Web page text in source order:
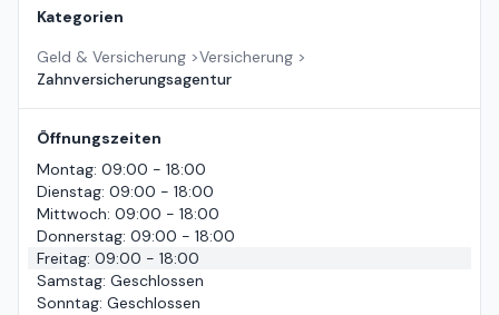
Kategorien
Geld & Versicherung >Versicherung >
Zahnversicherungsagentur
Öffnungszeiten
Montag: 09:00 - 18:00
Dienstag: 09:00 - 18:00
Mittwoch: 09:00 - 18:00
Donnerstag: 09:00 - 18:00
Freitag: 09:00 - 18:00
Samstag: Geschlossen
Sonntag: Geschlossen